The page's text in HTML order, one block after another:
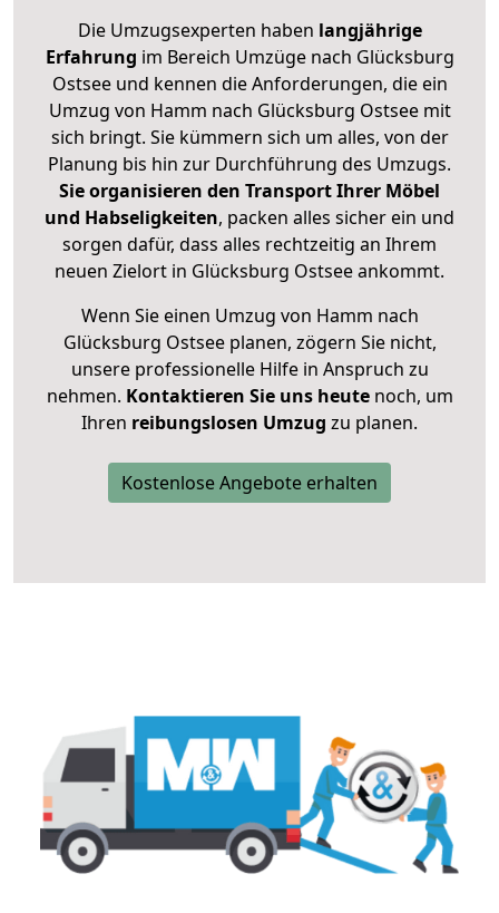
Die Umzugsexperten haben langjährige
Erfahrung im Bereich Umzüge nach Glücksburg
Ostsee und kennen die Anforderungen, die ein
Umzug von Hamm nach Glücksburg Ostsee mit
sich bringt. Sie kümmern sich um alles, von der
Planung bis hin zur Durchführung des Umzugs.
Sie organisieren den Transport Ihrer Möbel
und Habseligkeiten, packen alles sicher ein und
sorgen dafür, dass alles rechtzeitig an Ihrem
neuen Zielort in Glücksburg Ostsee ankommt.
Wenn Sie einen Umzug von Hamm nach
Glücksburg Ostsee planen, zögern Sie nicht,
unsere professionelle Hilfe in Anspruch zu
nehmen. Kontaktieren Sie uns heutenoch, um
Ihren reibungslosen Umzug zu planen.
Kostenlose Angebote erhalten